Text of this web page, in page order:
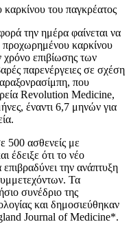
την ημέρα φαίνεται να
προχωρημένου καρκίνου
χρόνο επιβίωσης των
παρενέργειες σε σχέση
που
Revolution Medicine,
έναντι 6,7 μηνών για
500 ασθενείς με
έδειξε ότι το νέο
την ανάπτυξη
Τα
συνέδριο της
και δημοσιεύθηκαν
Journal of Medicine*.